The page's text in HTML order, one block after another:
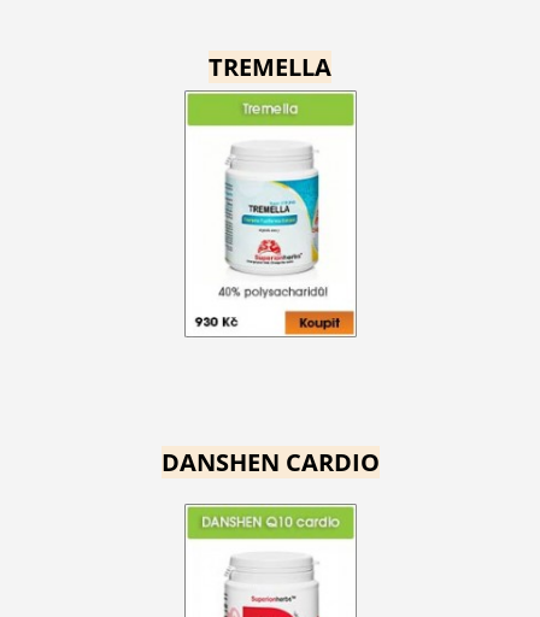
TREMELLA
DANSHEN CARDIO